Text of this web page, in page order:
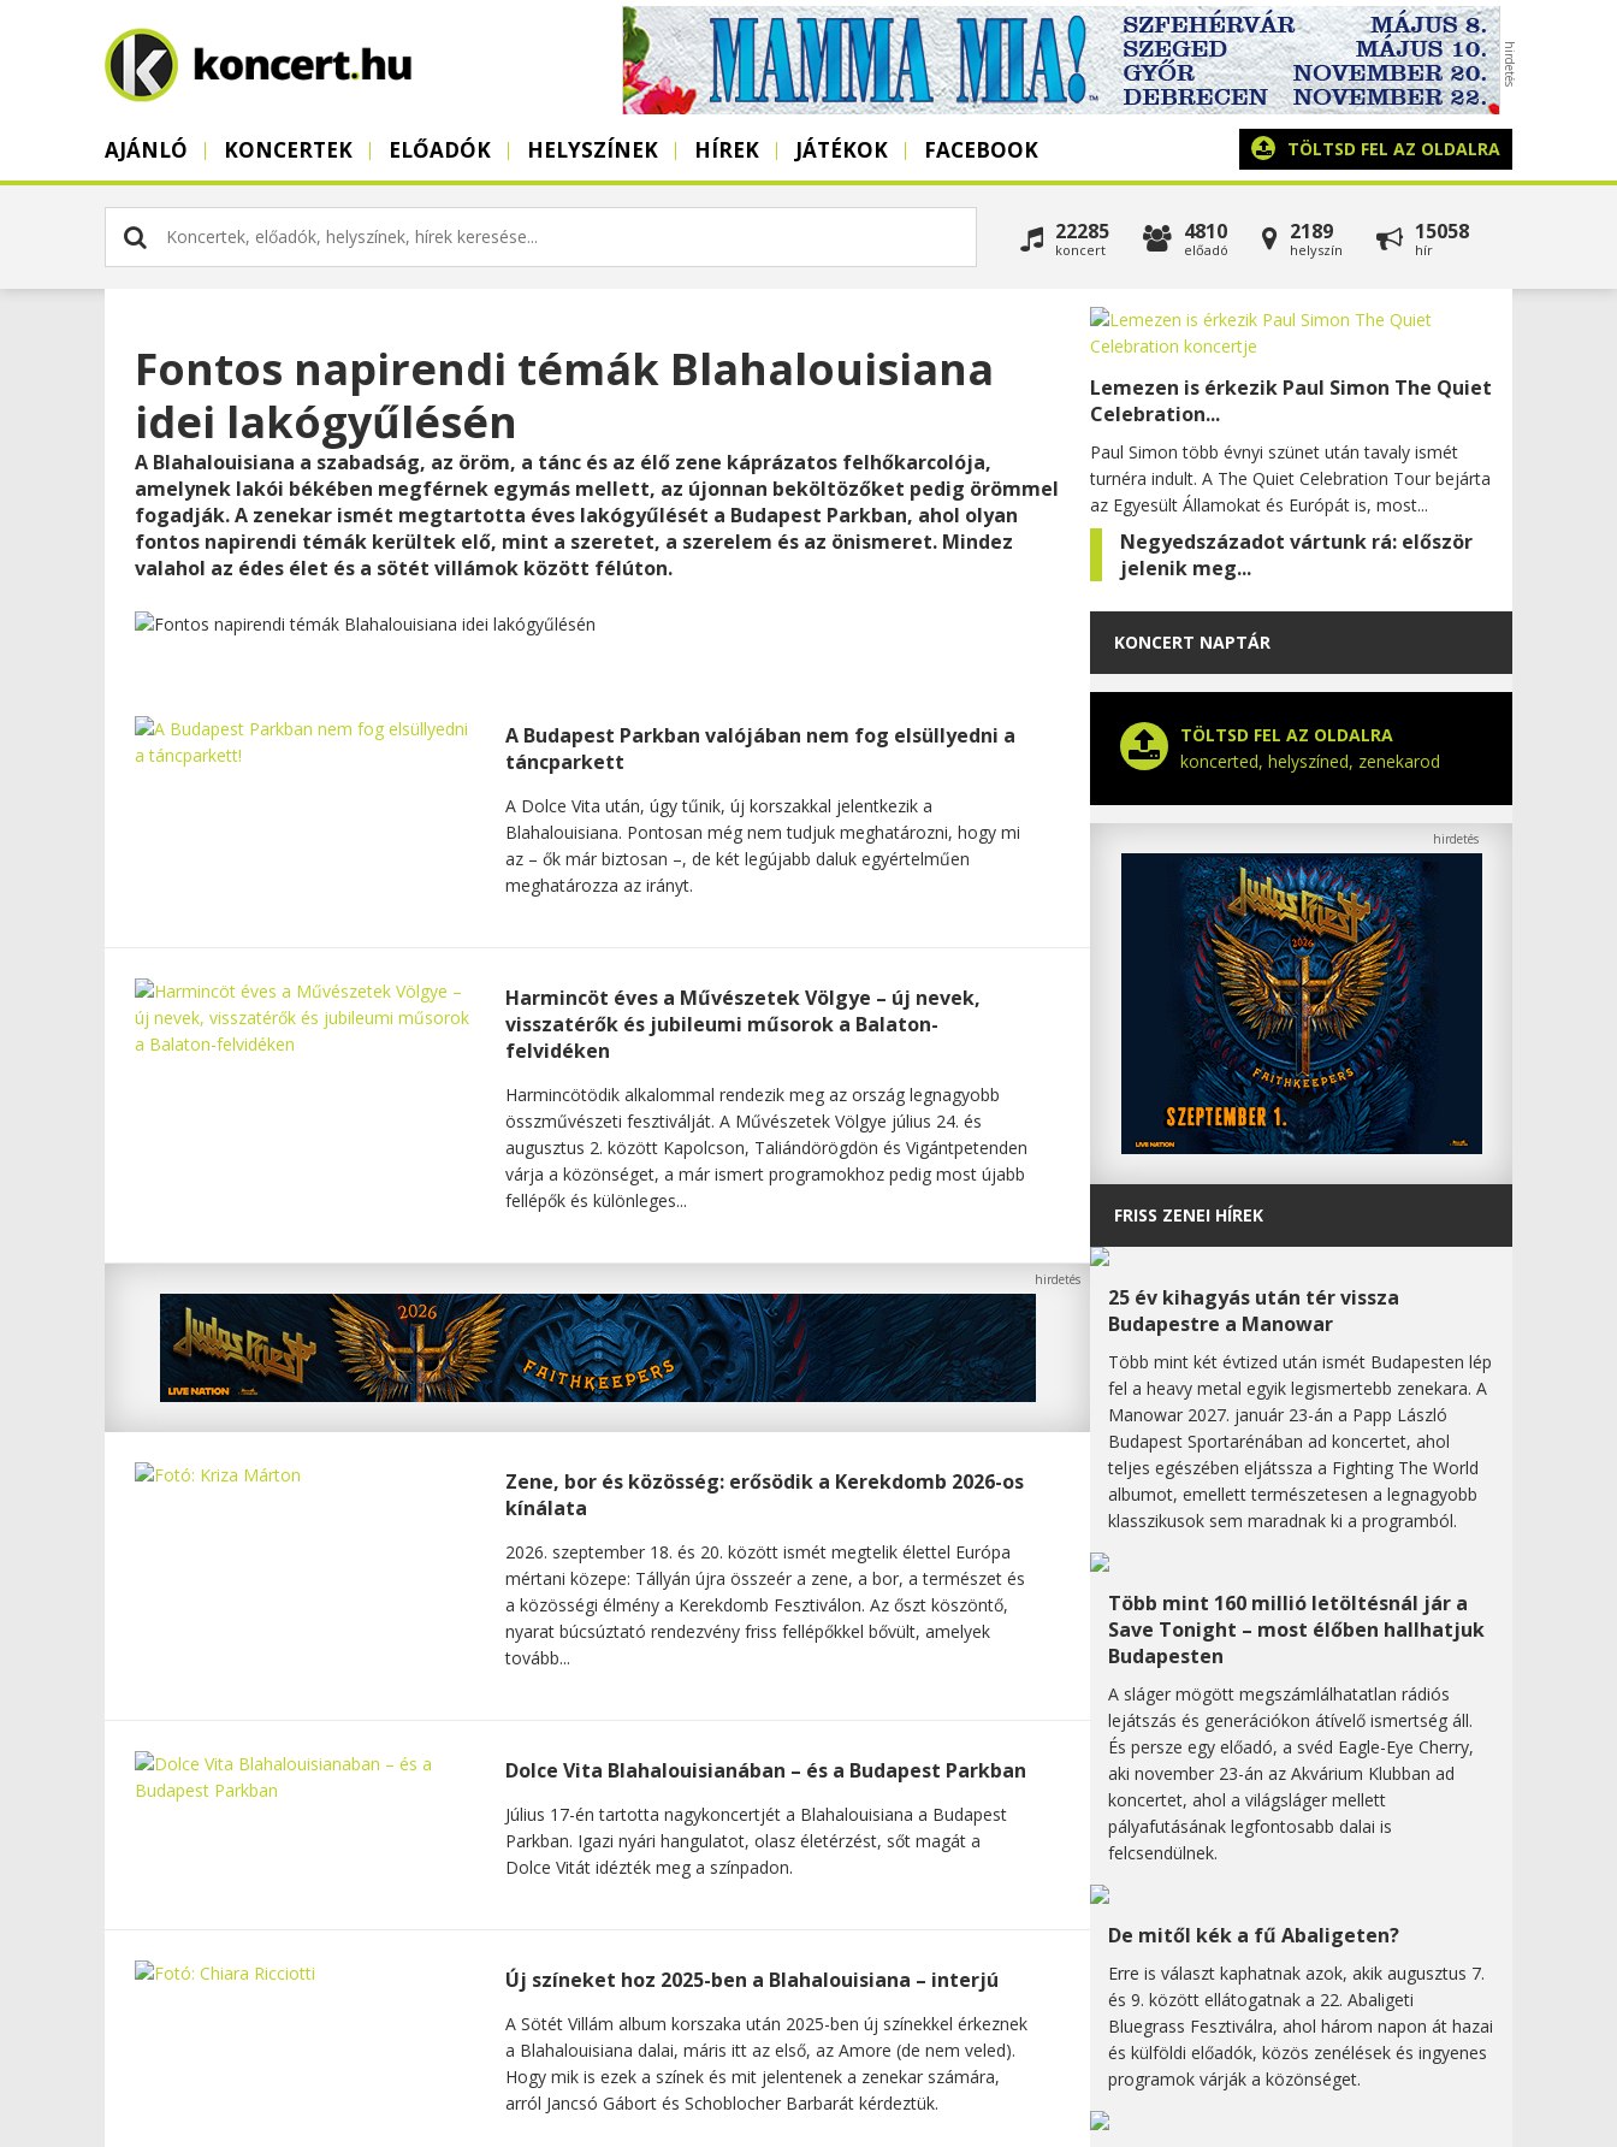
AJÁNLÓ KONCERTEK ELŐADÓK HELYSZÍNEK HÍREK JÁTÉKOK FACEBOOK TÖLTSD FEL AZ OLDALRA
22285
koncert
4810
előadó
2189
helyszín
15058
hír
Fontos napirendi témák Blahalouisiana
idei lakógyűlésén
A Blahalouisiana a szabadság, az öröm, a tánc és az élő zene káprázatos felhőkarcolója,
amelynek lakói békében megférnek egymás mellett, az újonnan beköltözőket pedig örömmel
fogadják. A zenekar ismét megtartotta éves lakógyűlését a Budapest Parkban, ahol olyan
fontos napirendi témák kerültek elő, mint a szeretet, a szerelem és az önismeret. Mindez
valahol az édes élet és a sötét villámok között félúton.
A Budapest Parkban valójában nem fog elsüllyedni a
táncparkett
A Dolce Vita után, úgy tűnik, új korszakkal jelentkezik a
Blahalouisiana. Pontosan még nem tudjuk meghatározni, hogy mi
az – ők már biztosan –, de két legújabb daluk egyértelműen
meghatározza az irányt.
Harmincöt éves a Művészetek Völgye – új nevek,
visszatérők és jubileumi műsorok a Balaton-
felvidéken
Harmincötödik alkalommal rendezik meg az ország legnagyobb
összművészeti fesztiválját. A Művészetek Völgye július 24. és
augusztus 2. között Kapolcson, Taliándörögdön és Vigántpetenden
várja a közönséget, a már ismert programokhoz pedig most újabb
fellépők és különleges...
Zene, bor és közösség: erősödik a Kerekdomb 2026-os
kínálata
2026. szeptember 18. és 20. között ismét megtelik élettel Európa
mértani közepe: Tállyán újra összeér a zene, a bor, a természet és
a közösségi élmény a Kerekdomb Fesztiválon. Az őszt köszöntő,
nyarat búcsúztató rendezvény friss fellépőkkel bővült, amelyek
tovább...
Dolce Vita Blahalouisianában – és a Budapest Parkban
Július 17-én tartotta nagykoncertjét a Blahalouisiana a Budapest
Parkban. Igazi nyári hangulatot, olasz életérzést, sőt magát a
Dolce Vitát idézték meg a színpadon.
Új színeket hoz 2025-ben a Blahalouisiana – interjú
A Sötét Villám album korszaka után 2025-ben új színekkel érkeznek
a Blahalouisiana dalai, máris itt az első, az Amore (de nem veled).
Hogy mik is ezek a színek és mit jelentenek a zenekar számára,
arról Jancsó Gábort és Schoblocher Barbarát kérdeztük.
Lemezen is érkezik Paul Simon The Quiet
Celebration...
Paul Simon több évnyi szünet után tavaly ismét
turnéra indult. A The Quiet Celebration Tour bejárta
az Egyesült Államokat és Európát is, most...
Negyedszázadot vártunk rá: először
jelenik meg...
KONCERT NAPTÁR
TÖLTSD FEL AZ OLDALRA
koncerted, helyszíned, zenekarod
FRISS ZENEI HÍREK
25 év kihagyás után tér vissza
Budapestre a Manowar
Több mint két évtized után ismét Budapesten lép
fel a heavy metal egyik legismertebb zenekara. A
Manowar 2027. január 23-án a Papp László
Budapest Sportarénában ad koncertet, ahol
teljes egészében eljátssza a Fighting The World
albumot, emellett természetesen a legnagyobb
klasszikusok sem maradnak ki a programból.
Több mint 160 millió letöltésnál jár a
Save Tonight – most élőben hallhatjuk
Budapesten
A sláger mögött megszámlálhatatlan rádiós
lejátszás és generációkon átívelő ismertség áll.
És persze egy előadó, a svéd Eagle-Eye Cherry,
aki november 23-án az Akvárium Klubban ad
koncertet, ahol a világsláger mellett
pályafutásának legfontosabb dalai is
felcsendülnek.
De mitől kék a fű Abaligeten?
Erre is választ kaphatnak azok, akik augusztus 7.
és 9. között ellátogatnak a 22. Abaligeti
Bluegrass Fesztiválra, ahol három napon át hazai
és külföldi előadók, közös zenélések és ingyenes
programok várják a közönséget.